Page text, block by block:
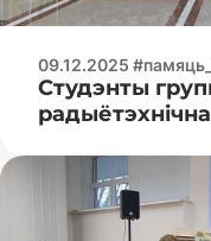
09.12.2025
Студэнты
Вялікай